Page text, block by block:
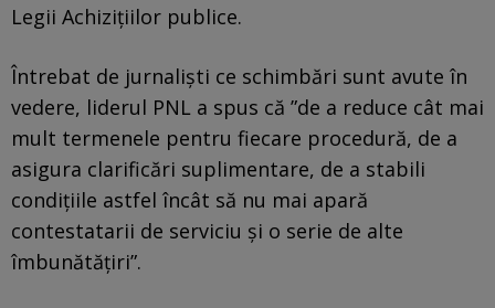
Legii Achizițiilor publice.
Întrebat de jurnaliști ce schimbări sunt avute în
vedere, liderul PNL a spus că ”de a reduce cât mai
mult termenele pentru fiecare procedură, de a
asigura clarificări suplimentare, de a stabili
condițiile astfel încât să nu mai apară
contestatarii de serviciu și o serie de alte
îmbunătățiri”.